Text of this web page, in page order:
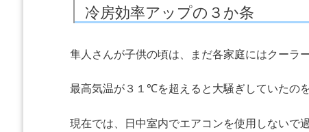
冷房効率アップの３か条
隼人さんが子供の頃は、まだ各家庭にはクーラ
最高気温が３１℃を超えると大騒ぎしていたのを
現在では、日中室内でエアコンを使用しないで